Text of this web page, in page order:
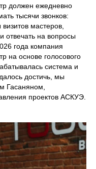
должен ежедневно
тысячи звонков:
мастеров,
отвечать на вопросы
года компания
на основе голосового
система и
достичь, мы
Гасаняном,
проектов АСКУЭ.